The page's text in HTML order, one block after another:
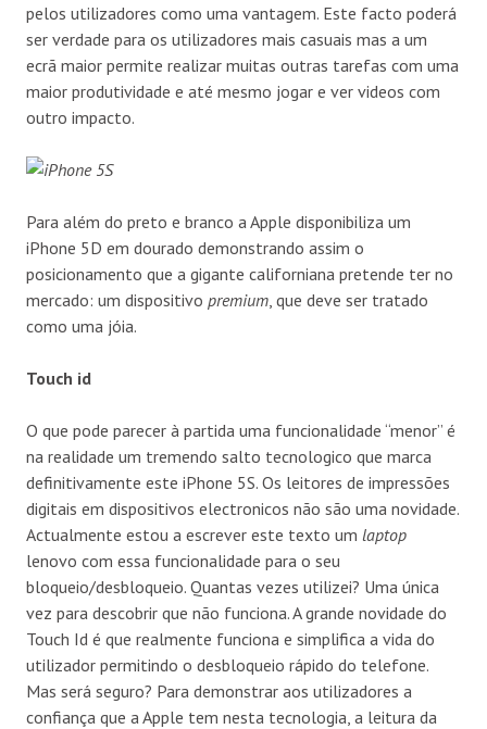
pelos utilizadores como uma vantagem. Este facto poderá
ser verdade para os utilizadores mais casuais mas a um
ecrã maior permite realizar muitas outras tarefas com uma
maior produtividade e até mesmo jogar e ver videos com
outro impacto.
Para além do preto e branco a Apple disponibiliza um
iPhone 5D em dourado demonstrando assim o
posicionamento que a gigante californiana pretende ter no
mercado: um dispositivo premium , que deve ser tratado
como uma jóia.
Touch id
O que pode parecer à partida uma funcionalidade “menor” é
na realidade um tremendo salto tecnologico que marca
definitivamente este iPhone 5S. Os leitores de impressões
digitais em dispositivos electronicos não são uma novidade.
Actualmente estou a escrever este texto um laptop
lenovo com essa funcionalidade para o seu
bloqueio/desbloqueio. Quantas vezes utilizei? Uma única
vez para descobrir que não funciona. A grande novidade do
Touch Id é que realmente funciona e simplifica a vida do
utilizador permitindo o desbloqueio rápido do telefone.
Mas será seguro? Para demonstrar aos utilizadores a
confiança que a Apple tem nesta tecnologia, a leitura da